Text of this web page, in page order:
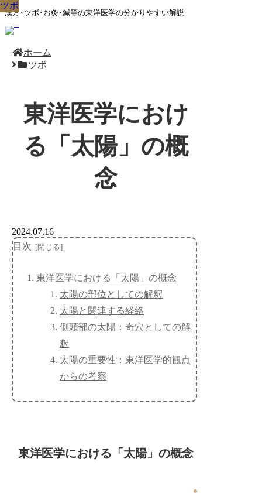
漢方･ツボ･お灸･鍼等の東洋医学の分かりやすい解説
ホーム
ツボ
東洋医学におけ
る「太陽」の概
念
ツボ
2024.07.16
目次
東洋医学における「太陽」の概念
太陽の部位としての解釈
太陽と関連する経絡
側頭部の太陽：奇穴としての解
釈
太陽の重要性：東洋医学的観点
からの考察
東洋医学における「太陽」の概念
ツボ
ツボ
ツボ
ツボ
ツボ
ツボ
ツボ
ツボ